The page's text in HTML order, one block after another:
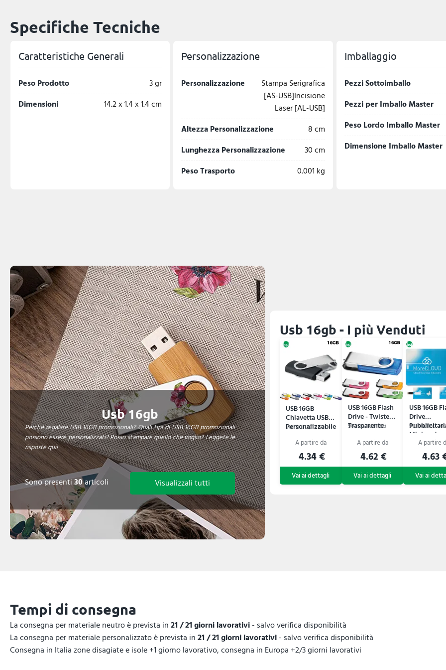
Specifiche Tecniche
Caratteristiche Generali
Peso Prodotto
3 gr
Dimensioni
14.2 x 1.4 x 1.4 cm
Personalizzazione
Personalizzazione
Stampa Serigrafica
[AS-USB]Incisione
Laser [AL-USB]
Altezza Personalizzazione
8 cm
Lunghezza Personalizzazione
30 cm
Peso Trasporto
0.001 kg
Imballaggio
Pezzi Sottoimballo
Pezzi per Imballo Master
Peso Lordo Imballo Master
Dimensione Imballo Master
Usb 16gb
Perché regalare USB 16GB promozionali? Quali tipi di USB 16GB promozionali
possono essere personalizzati? Posso stampare quello che voglio? Leggete le
risposte qui!
Sono presenti30articoli Visualizzali tutti
Usb 16gb - I più Venduti
USB 16GB
Chiavetta USB
Personalizzabile
90PRC1001-16G
4.34 €
USB 16GB Flash
Drive - Twister
Trasparente
90PRC1106-16G
4.62 €
USB 16GB
Drive
Minicard
90PRC1159-
4.63
Tempi di consegna
La consegna per materiale neutro è prevista in21 / 21 giorni lavorativi- salvo verifica disponibilità
La consegna per materiale personalizzato è prevista in21 / 21 giorni lavorativi- salvo verifica disponibilità
Consegna in Italia zone disagiate e isole +1 giorno lavorativo, consegna in Europa +2/3 giorni lavorativi